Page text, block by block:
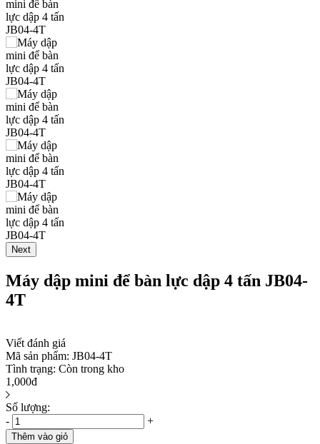
Next
Máy dập mini để bàn lực dập 4 tấn JB04-
4T
Viết đánh giá
Mã sản phẩm: JB04-4T
Tình trạng: Còn trong kho
1,000đ
Số lượng:
-
+
Thêm vào giỏ